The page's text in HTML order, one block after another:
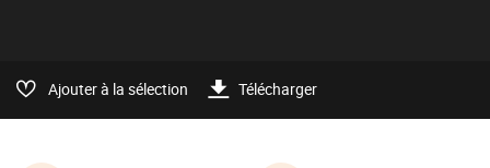
Ajouter à la sélection Télécharger